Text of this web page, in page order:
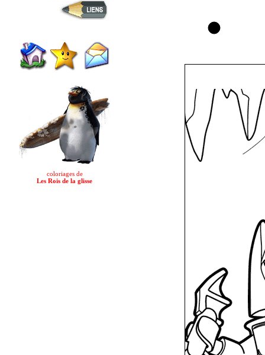
coloriages de
Les Rois de la glisse